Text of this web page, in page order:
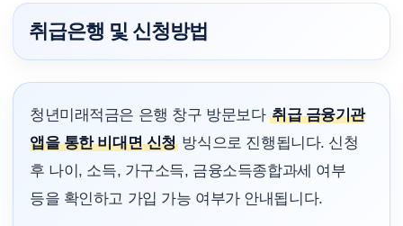
취급은행 및 신청방법
청년미래적금은 은행 창구 방문보다 취급 금융기관
앱을 통한 비대면 신청방식으로 진행됩니다. 신청
후 나이, 소득, 가구소득, 금융소득종합과세 여부
등을 확인하고 가입 가능 여부가 안내됩니다.